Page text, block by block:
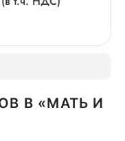
В «МАТЬ И